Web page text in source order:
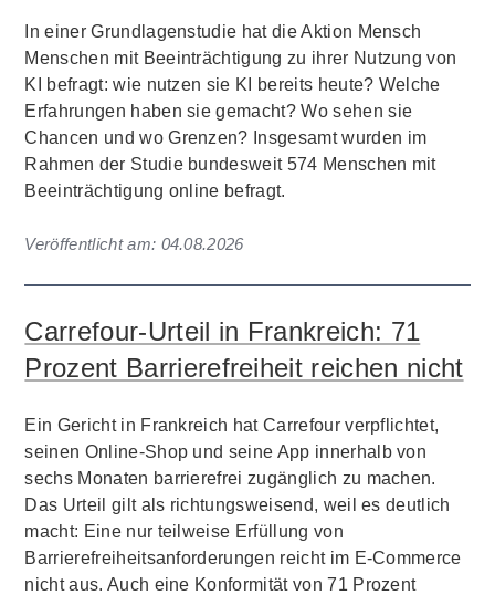
In einer Grundlagenstudie hat die Aktion Mensch
Menschen mit Beeinträchtigung zu ihrer Nutzung von
KI befragt: wie nutzen sie KI bereits heute? Welche
Erfahrungen haben sie gemacht? Wo sehen sie
Chancen und wo Grenzen? Insgesamt wurden im
Rahmen der Studie bundesweit 574 Menschen mit
Beeinträchtigung online befragt.
Veröffentlicht am: 04.08.2026
Carrefour-Urteil in Frankreich: 71
Prozent Barrierefreiheit reichen nicht
Ein Gericht in Frankreich hat Carrefour verpflichtet,
seinen Online-Shop und seine App innerhalb von
sechs Monaten barrierefrei zugänglich zu machen.
Das Urteil gilt als richtungsweisend, weil es deutlich
macht: Eine nur teilweise Erfüllung von
Barrierefreiheitsanforderungen reicht im E-Commerce
nicht aus. Auch eine Konformität von 71 Prozent